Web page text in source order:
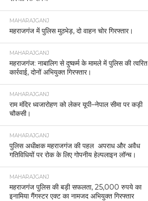
MAHARAJGANJ
महराजगंज में पुलिस मुठभेड़, दो वाहन चोर गिरफ्तार।
MAHARAJGANJ
महराजगंज: नाबालिग से दुष्कर्म के मामले में पुलिस की त्वरित
कार्रवाई, दोनों अभियुक्त गिरफ्तार।
MAHARAJGANJ
राम मंदिर ध्वजारोहण को लेकर यूपी–नेपाल सीमा पर कड़ी
चौकसी।
MAHARAJGANJ
पुलिस अधीक्षक महराजगंज की पहल अपराध और अवैध
गतिविधियों पर रोक के लिए गोपनीय हेल्पलाइन लॉन्च।
MAHARAJGANJ
महराजगंज पुलिस की बड़ी सफलता, 25,000 रुपये का
इनामिया गैंगस्टर एक्ट का नामजद अभियुक्त गिरफ्तार